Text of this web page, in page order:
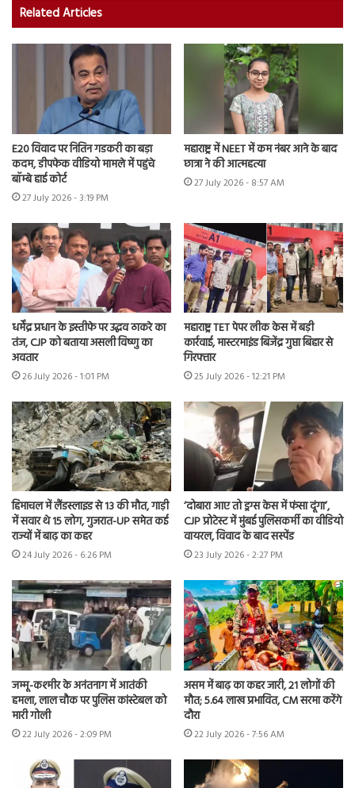
Related Articles
E20 विवाद पर नितिन गडकरी का बड़ा
कदम, डीपफेक वीडियो मामले में पहुंचे
बॉम्बे हाई कोर्ट
27 July 2026 - 3:19 PM
महाराष्ट्र में NEET में कम नंबर आने के बाद
छात्रा ने की आत्महत्या
27 July 2026 - 8:57 AM
धर्मेंद्र प्रधान के इस्तीफे पर उद्धव ठाकरे का
तंज, CJP को बताया असली विष्णु का
अवतार
26 July 2026 - 1:01 PM
महाराष्ट्र TET पेपर लीक केस में बड़ी
कार्रवाई, मास्टरमाइंड बिजेंद्र गुप्ता बिहार से
गिरफ्तार
25 July 2026 - 12:21 PM
हिमाचल में लैंडस्लाइड से 13 की मौत, गाड़ी
में सवार थे 15 लोग, गुजरात-UP समेत कई
राज्यों में बाढ़ का कहर
24 July 2026 - 6:26 PM
‘दोबारा आए तो ड्रग्स केस में फंसा दूंगा’,
CJP प्रोटेस्ट में मुंबई पुलिसकर्मी का वीडियो
वायरल, विवाद के बाद सस्पेंड
23 July 2026 - 2:27 PM
जम्मू-कश्मीर के अनंतनाग में आतंकी
हमला, लाल चौक पर पुलिस कांस्टेबल को
मारी गोली
22 July 2026 - 2:09 PM
असम में बाढ़ का कहर जारी, 21 लोगों की
मौत; 5.64 लाख प्रभावित, CM सरमा करेंगे
दौरा
22 July 2026 - 7:56 AM